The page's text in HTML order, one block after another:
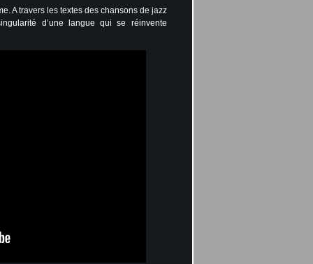
A travers les textes des chansons de jazz
d’une langue qui se réinvente